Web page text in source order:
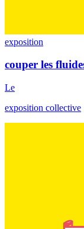
exposition
couper les
Le
exposition collective